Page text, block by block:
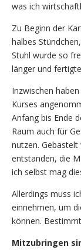
was ich
Zu Beginn der
halbes
Stuhl wurde so
länger und
Inzwischen
Kurses
Anfang bis Ende
Raum auch für
nutzen.
entstanden, die
ich selbst mag
Allerdings muss
einnehmen, um
können.
Mitzubringen